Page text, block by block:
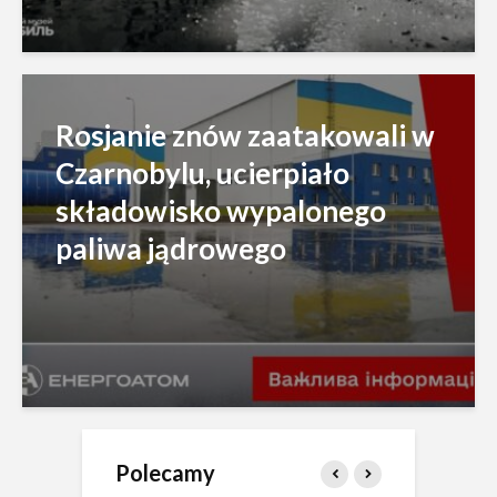
Rosjanie znów zaatakowali w
Czarnobylu, ucierpiało
składowisko wypalonego
paliwa jądrowego
Polecamy